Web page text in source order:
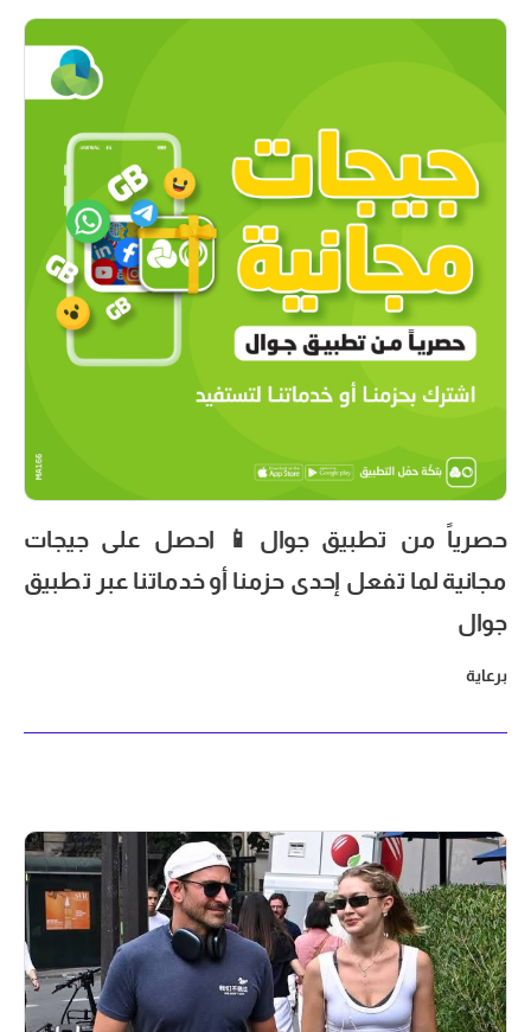
حصرياً من تطبيق جوال📱 احصل على جيجات
مجانية لما تفعل إحدى حزمنا أو خدماتنا عبر تطبيق
جوال
برعاية